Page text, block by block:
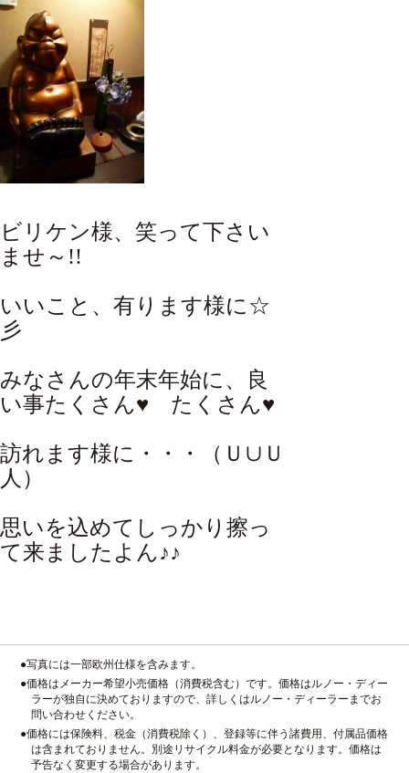
ビリケン様、笑って下さい
ませ～!!
いいこと、有ります様に☆
彡
みなさんの年末年始に、良
い事たくさん♥ たくさん♥
訪れます様に・・・（Ｕ∪Ｕ
人）
思いを込めてしっかり擦っ
て来ましたよん♪♪
●写真には一部欧州仕様を含みます。
●価格はメーカー希望小売価格（消費税含む）です。価格はルノー・ディー
ラーが独自に決めておりますので、詳しくはルノー・ディーラーまでお
問い合わせください。
●価格には保険料、税金（消費税除く）、登録等に伴う諸費用、付属品価格
は含まれておりません。別途リサイクル料金が必要となります。価格は
予告なく変更する場合があります。